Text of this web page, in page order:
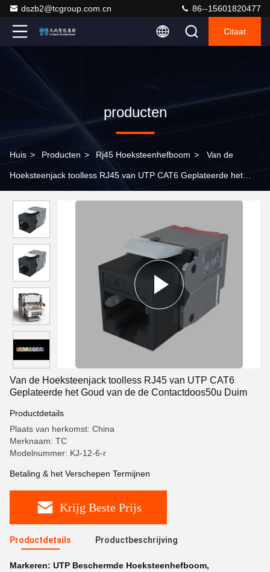
dszb2@tcgroup.com.cn 86--15601820477
Citaat
producten
Huis > Producten > Rj45 Hoeksteenhefboom > Van de
Hoeksteenjack toolless RJ45 van UTP CAT6 Geplateerde het
Van de Hoeksteenjack toolless RJ45 van UTP CAT6
Geplateerde het Goud van de de Contactdoos50u Duim
Productdetails
Plaats van herkomst: China
Merknaam: TC
Modelnummer: KJ-12-6-r
Betaling & het Verschepen Termijnen
Krijg Beste Prijs
Productdetails Productbeschrijving
Markeren: UTP Beschermde Hoeksteenhefboom,